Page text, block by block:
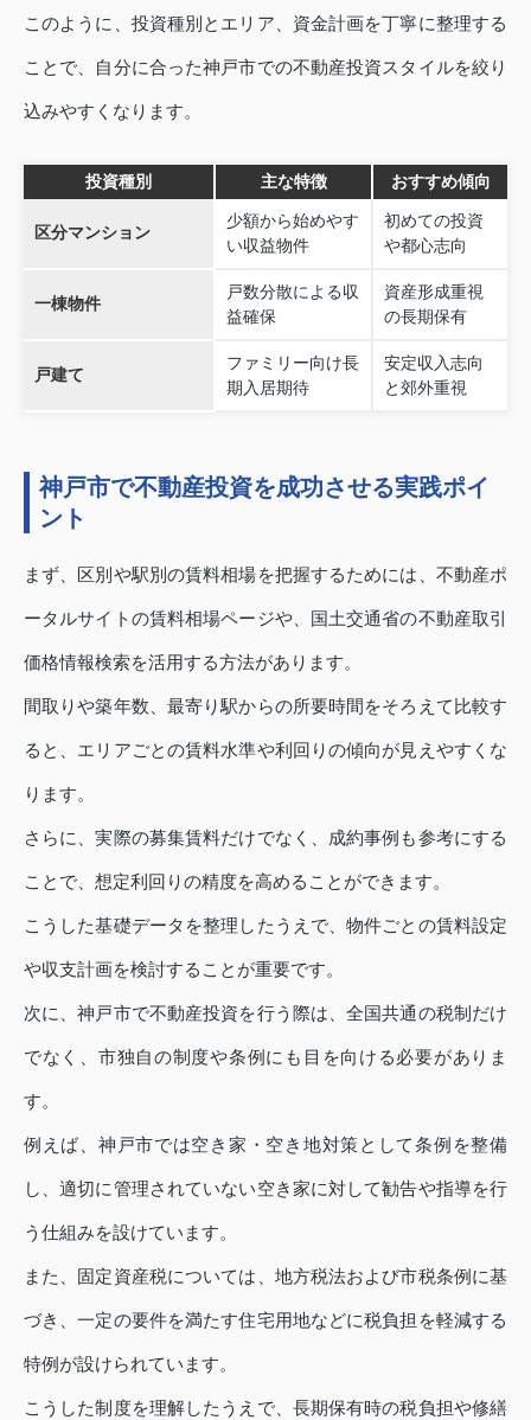
このように、投資種別とエリア、資金計画を丁寧に整理する
ことで、自分に合った神戸市での不動産投資スタイルを絞り
込みやすくなります。
投資種別 主な特徴 おすすめ傾向
区分マンション
少額から始めやす
い収益物件
初めての投資
や都心志向
一棟物件
戸数分散による収
益確保
資産形成重視
の長期保有
戸建て
ファミリー向け長
期入居期待
安定収入志向
と郊外重視
神戸市で不動産投資を成功させる実践ポイ
ント
まず、区別や駅別の賃料相場を把握するためには、不動産ポ
ータルサイトの賃料相場ページや、国土交通省の不動産取引
価格情報検索を活用する方法があります。
間取りや築年数、最寄り駅からの所要時間をそろえて比較す
ると、エリアごとの賃料水準や利回りの傾向が見えやすくな
ります。
さらに、実際の募集賃料だけでなく、成約事例も参考にする
ことで、想定利回りの精度を高めることができます。
こうした基礎データを整理したうえで、物件ごとの賃料設定
や収支計画を検討することが重要です。
次に、神戸市で不動産投資を行う際は、全国共通の税制だけ
でなく、市独自の制度や条例にも目を向ける必要がありま
す。
例えば、神戸市では空き家・空き地対策として条例を整備
し、適切に管理されていない空き家に対して勧告や指導を行
う仕組みを設けています。
また、固定資産税については、地方税法および市税条例に基
づき、一定の要件を満たす住宅用地などに税負担を軽減する
特例が設けられています。
こうした制度を理解したうえで、長期保有時の税負担や修繕